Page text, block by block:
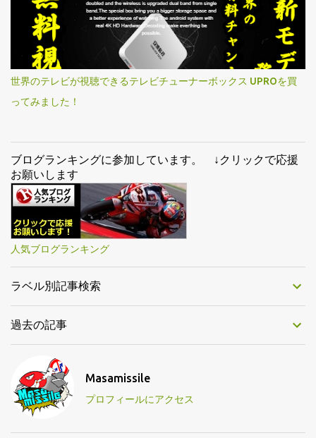
世界のテレビが視聴できるテレビチューナーボックス UPROを買
ってみました！
ブログランキングに参加しています。 ↓クリックで応援
お願いします
人気ブログランキング
ラベル別記事検索
過去の記事
Masamissile
プロフィールにアクセス